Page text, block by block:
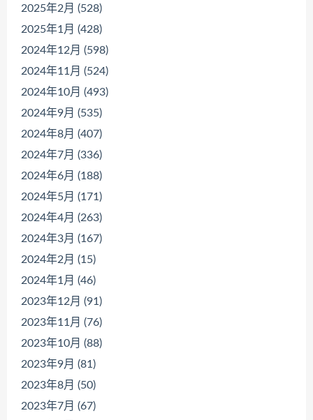
2025年2月 (528)
2025年1月 (428)
2024年12月 (598)
2024年11月 (524)
2024年10月 (493)
2024年9月 (535)
2024年8月 (407)
2024年7月 (336)
2024年6月 (188)
2024年5月 (171)
2024年4月 (263)
2024年3月 (167)
2024年2月 (15)
2024年1月 (46)
2023年12月 (91)
2023年11月 (76)
2023年10月 (88)
2023年9月 (81)
2023年8月 (50)
2023年7月 (67)